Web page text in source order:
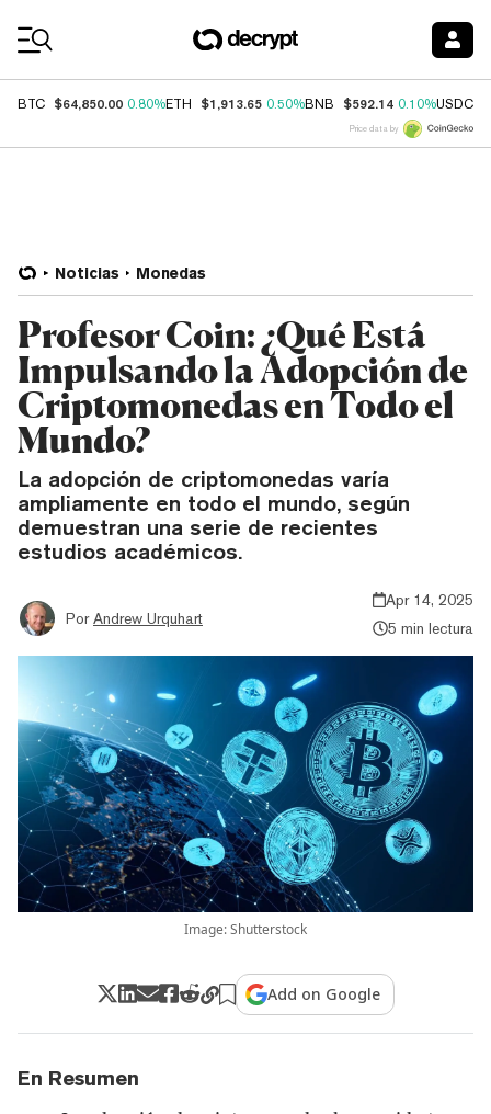
BTC $64,850.00 0.80%ETH $1,913.65 0.50%BNB $592.14 0.10%USDC
Price data by
Noticias Monedas
Profesor Coin: ¿Qué Está
Impulsando la Adopción de
Criptomonedas en Todo el
Mundo?
La adopción de criptomonedas varía
ampliamente en todo el mundo, según
demuestran una serie de recientes
estudios académicos.
Por Andrew Urquhart
Apr 14, 2025
5 min lectura
Image: Shutterstock
Add on Google
En Resumen